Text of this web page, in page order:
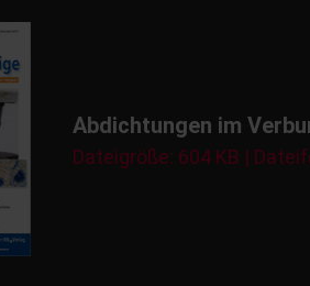
Abdichtungen im
Dateigröße: 604 KB |